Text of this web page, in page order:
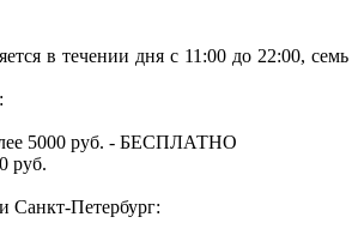
в течении дня с 11:00 до 22:00, семь
5000 руб. - БЕСПЛАТНО
руб.
Санкт-Петербург: